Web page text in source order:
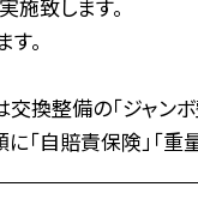
致します。
。
整備の「ジャンボ
自賠責保険」「重